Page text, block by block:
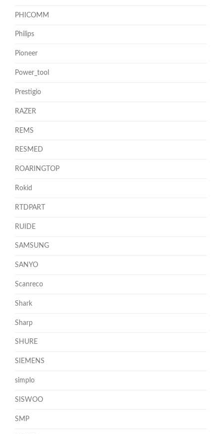
PHICOMM
Philips
Pioneer
Power_tool
Prestigio
RAZER
REMS
RESMED
ROARINGTOP
Rokid
RTDPART
RUIDE
SAMSUNG
SANYO
Scanreco
Shark
Sharp
SHURE
SIEMENS
simplo
SISWOO
SMP